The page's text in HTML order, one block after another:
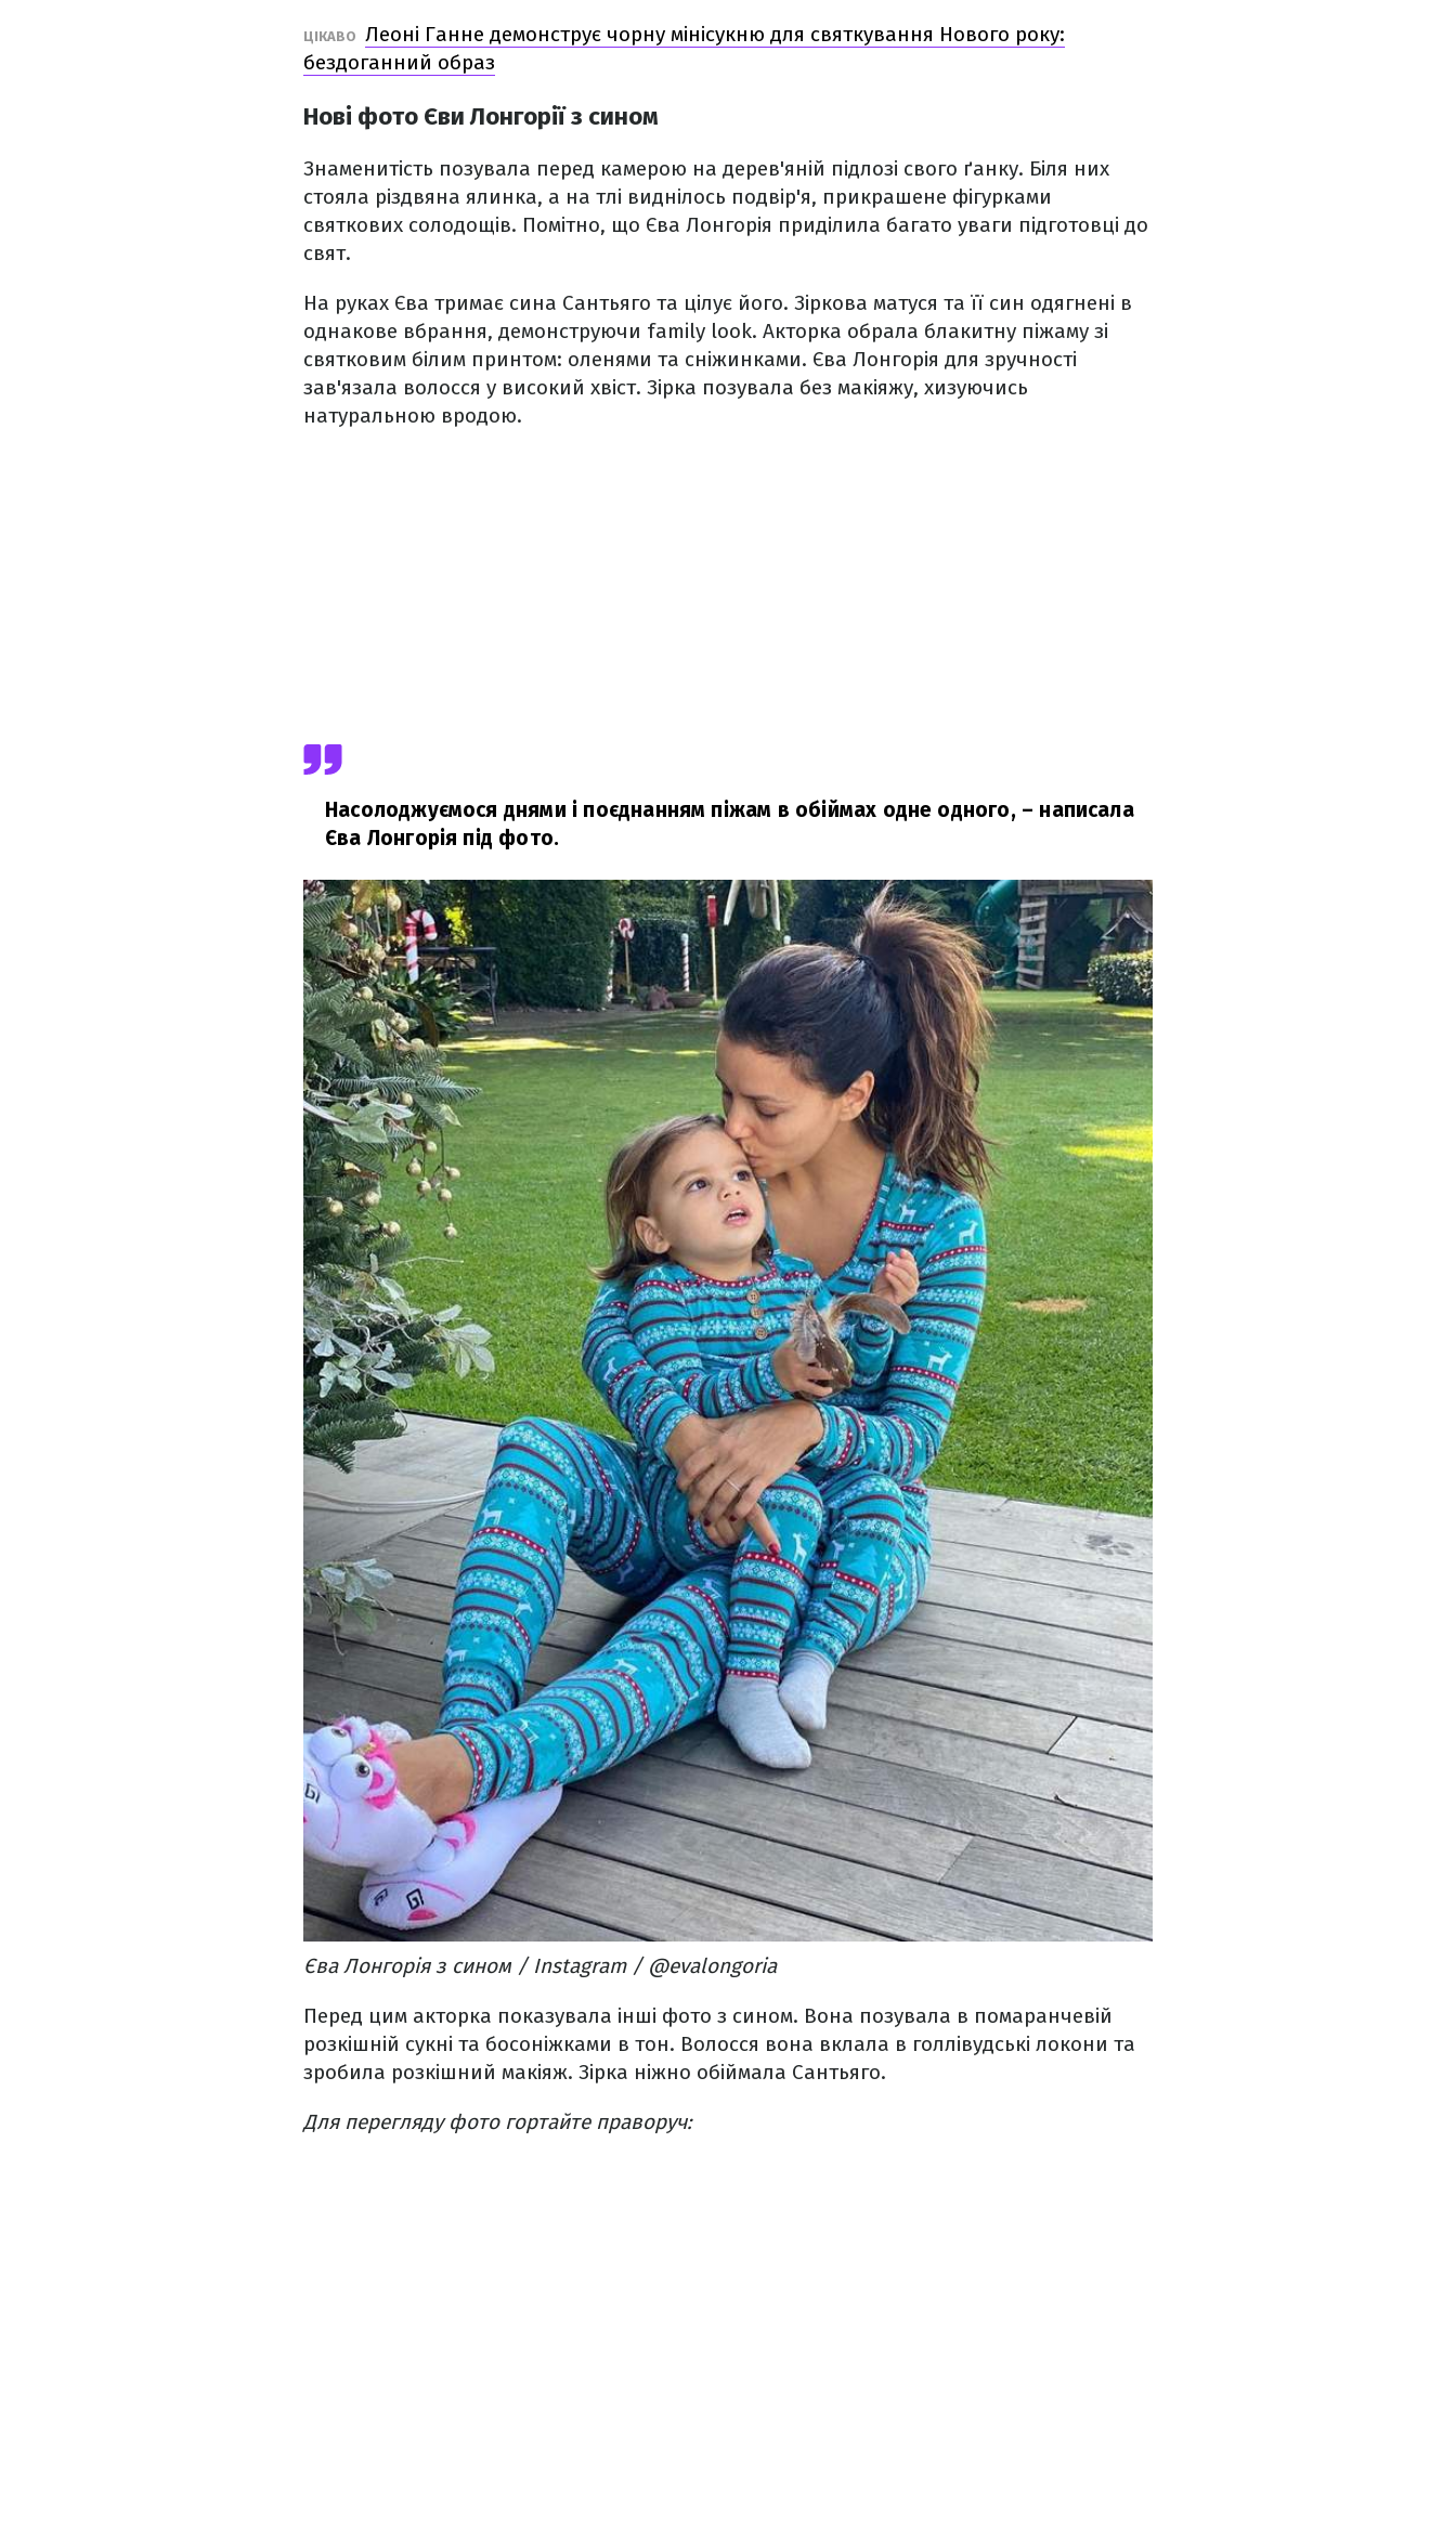
ЦІКАВО Леоні Ганне демонструє чорну мінісукню для святкування Нового року:
бездоганний образ
Нові фото Єви Лонгорії з сином
Знаменитість позувала перед камерою на дерев'яній підлозі свого ґанку. Біля них
стояла різдвяна ялинка, а на тлі виднілось подвір'я, прикрашене фігурками
святкових солодощів. Помітно, що Єва Лонгорія приділила багато уваги підготовці до
свят.
На руках Єва тримає сина Сантьяго та цілує його. Зіркова матуся та її син одягнені в
однакове вбрання, демонструючи family look. Акторка обрала блакитну піжаму зі
святковим білим принтом: оленями та сніжинками. Єва Лонгорія для зручності
зав'язала волосся у високий хвіст. Зірка позувала без макіяжу, хизуючись
натуральною вродою.
Насолоджуємося днями і поєднанням піжам в обіймах одне одного, – написала
Єва Лонгорія під фото.
Єва Лонгорія з сином / Instagram / @evalongoria
Перед цим акторка показувала інші фото з сином. Вона позувала в помаранчевій
розкішній сукні та босоніжками в тон. Волосся вона вклала в голлівудські локони та
зробила розкішний макіяж. Зірка ніжно обіймала Сантьяго.
Для перегляду фото гортайте праворуч: